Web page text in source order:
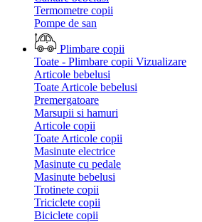
Termometre copii
Pompe de san
Plimbare copii
Toate - Plimbare copii Vizualizare
Articole bebelusi
Toate Articole bebelusi
Premergatoare
Marsupii si hamuri
Articole copii
Toate Articole copii
Masinute electrice
Masinute cu pedale
Masinute bebelusi
Trotinete copii
Triciclete copii
Biciclete copii